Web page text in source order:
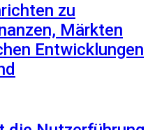
zu
Märkten
Entwicklungen